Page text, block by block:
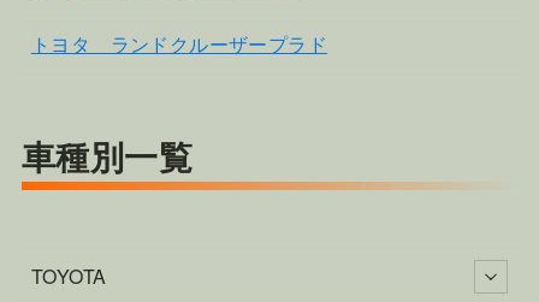
トヨタ ランドクルーザープラド
車種別一覧
TOYOTA